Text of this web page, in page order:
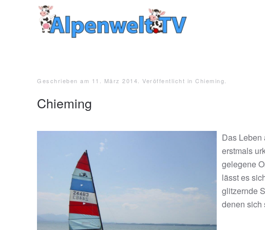
Zum Hauptinhalt springen
Geschrieben am 11. März 2014 . Veröffentlicht in Chieming
Chieming
Das Leben
erstmals
gelegene
lässt es
glitzernde
denen sich